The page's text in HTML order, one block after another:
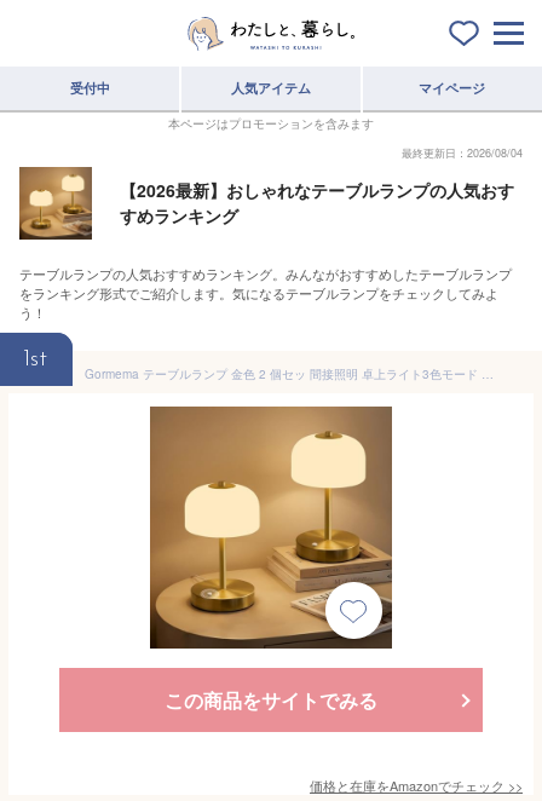
受付中 人気アイテム マイページ
本ページはプロモーションを含みます
最終更新日：2026/08/04
【2026最新】おしゃれなテーブルランプの人気おす
すめランキング
テーブルランプの人気おすすめランキング。みんながおすすめしたテーブルランプ
をランキング形式でご紹介します。気になるテーブルランプをチェックしてみよ
う！
1st
Gormema テーブルランプ 金色 2 個セッ 間接照明 卓上ライト3色モード 無段階調光 目に優しい おしゃれ コードレス 3600mAh
この商品をサイトでみる
価格と在庫をAmazonでチェック >>